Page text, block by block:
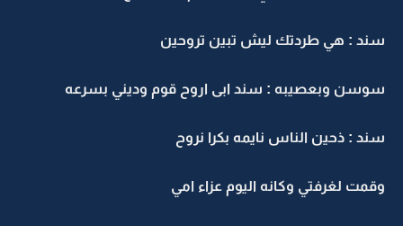
سند : هي طردتك ليش تبين تروحين
سوسن وبعصيبه : سند ابى اروح قوم وديني بسرعه
سند : ذحين الناس نايمه بكرا نروح
وقمت لغرفتي وكانه اليوم عزاء امي